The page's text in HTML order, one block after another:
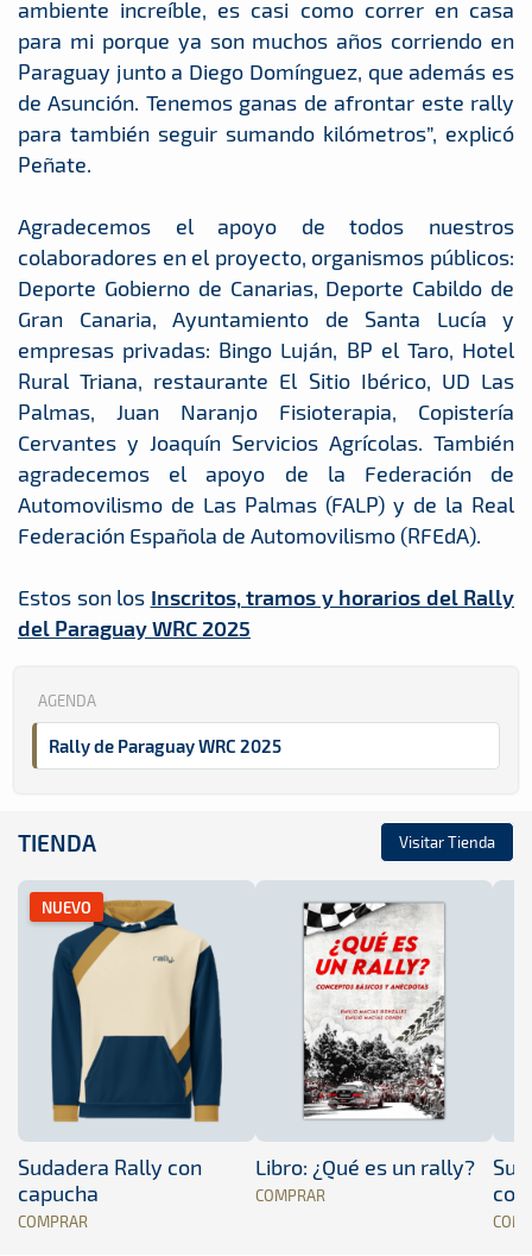
ambiente increíble, es casi como correr en casa
para mi porque ya son muchos años corriendo en
Paraguay junto a Diego Domínguez, que además es
de Asunción. Tenemos ganas de afrontar este rally
para también seguir sumando kilómetros”, explicó
Peñate.
Agradecemos el apoyo de todos nuestros
colaboradores en el proyecto, organismos públicos:
Deporte Gobierno de Canarias, Deporte Cabildo de
Gran Canaria, Ayuntamiento de Santa Lucía y
empresas privadas: Bingo Luján, BP el Taro, Hotel
Rural Triana, restaurante El Sitio Ibérico, UD Las
Palmas, Juan Naranjo Fisioterapia, Copistería
Cervantes y Joaquín Servicios Agrícolas. También
agradecemos el apoyo de la Federación de
Automovilismo de Las Palmas (FALP) y de la Real
Federación Española de Automovilismo (RFEdA).
Estos son los Inscritos, tramos y horarios del Rally
del Paraguay WRC 2025
AGENDA
Rally de Paraguay WRC 2025
TIENDA Visitar Tienda
NUEVO
Sudadera Rally con
capucha
COMPRAR
Libro: ¿Qué es un rally?
COMPRAR